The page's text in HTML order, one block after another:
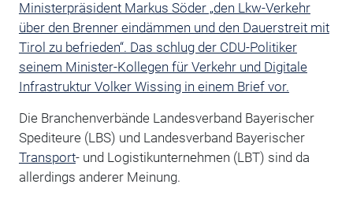
Ministerpräsident Markus Söder „den Lkw-Verkehr
über den Brenner eindämmen und den Dauerstreit mit
Tirol zu befrieden“. Das schlug der CDU-Politiker
seinem Minister-Kollegen für Verkehr und Digitale
Infrastruktur Volker Wissing in einem Brief vor.
Die Branchenverbände Landesverband Bayerischer
Spediteure (LBS) und Landesverband Bayerischer
Transport- und Logistikunternehmen (LBT) sind da
allerdings anderer Meinung.